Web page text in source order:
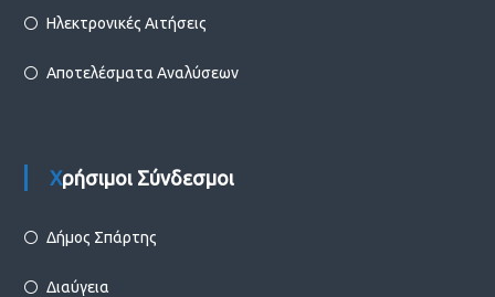
Ηλεκτρονικές Αιτήσεις
Αποτελέσματα Αναλύσεων
Χρήσιμοι Σύνδεσμοι
Δήμος Σπάρτης
Διαύγεια